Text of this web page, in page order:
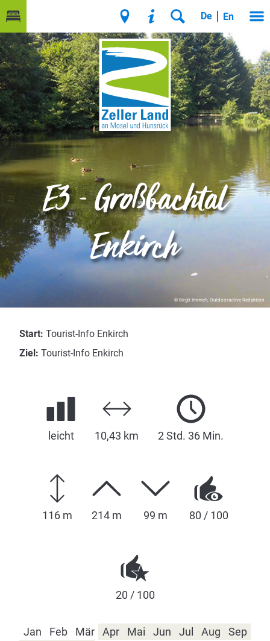
De En
© Birgit Immich, Outdooractive Redaktion
E3 - Großbachtal
Enkirch
Start: Tourist-Info Enkirch
Ziel: Tourist-Info Enkirch
leicht 10,43 km 2 Std. 36 Min.
116 m 214 m 99 m 80 / 100
20 / 100
Jan Feb Mär Apr Mai Jun Jul Aug
Sep